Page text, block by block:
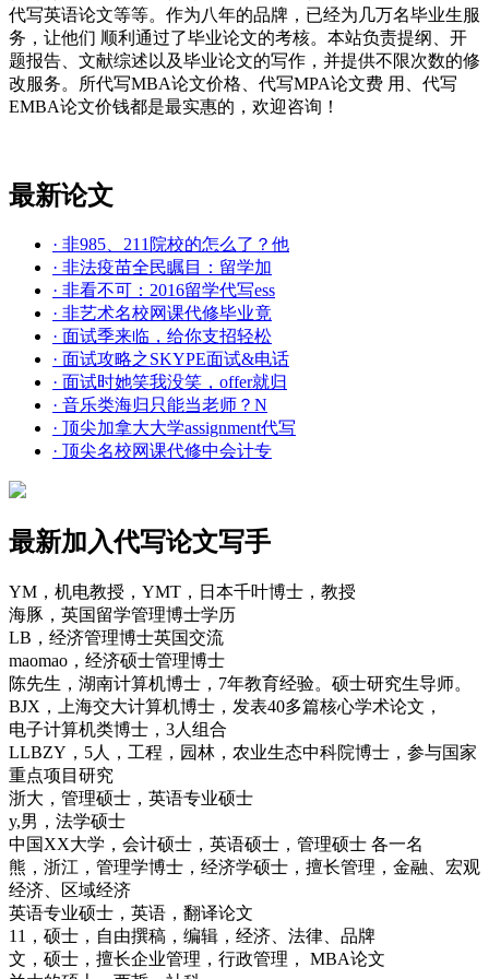
代写英语论文等等。作为八年的品牌，已经为几万名毕业生服
务，让他们 顺利通过了毕业论文的考核。本站负责提纲、开
题报告、文献综述以及毕业论文的写作，并提供不限次数的修
改服务。所代写MBA论文价格、代写MPA论文费 用、代写
EMBA论文价钱都是最实惠的，欢迎咨询！
最新论文
· 非985、211院校的怎么了？他
· 非法疫苗全民瞩目：留学加
· 非看不可：2016留学代写ess
· 非艺术名校网课代修毕业竟
· 面试季来临，给你支招轻松
· 面试攻略之SKYPE面试&电话
· 面试时她笑我没笑，offer就归
· 音乐类海归只能当老师？N
· 顶尖加拿大大学assignment代写
· 顶尖名校网课代修中会计专
最新加入代写论文写手
YM，机电教授，YMT，日本千叶博士，教授
海豚，英国留学管理博士学历
LB，经济管理博士英国交流
maomao，经济硕士管理博士
陈先生，湖南计算机博士，7年教育经验。硕士研究生导师。
BJX，上海交大计算机博士，发表40多篇核心学术论文，
电子计算机类博士，3人组合
LLBZY，5人，工程，园林，农业生态中科院博士，参与国家
重点项目研究
浙大，管理硕士，英语专业硕士
y,男，法学硕士
中国XX大学，会计硕士，英语硕士，管理硕士 各一名
熊，浙江，管理学博士，经济学硕士，擅长管理，金融、宏观
经济、区域经济
英语专业硕士，英语，翻译论文
11，硕士，自由撰稿，编辑，经济、法律、品牌
文，硕士，擅长企业管理，行政管理， MBA论文